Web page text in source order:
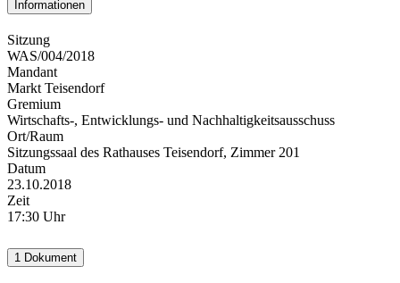
Informationen
Sitzung
WAS/004/2018
Mandant
Markt Teisendorf
Gremium
Wirtschafts-, Entwicklungs- und Nachhaltigkeitsausschuss
Ort/Raum
Sitzungssaal des Rathauses Teisendorf, Zimmer 201
Datum
23.10.2018
Zeit
17:30 Uhr
1 Dokument